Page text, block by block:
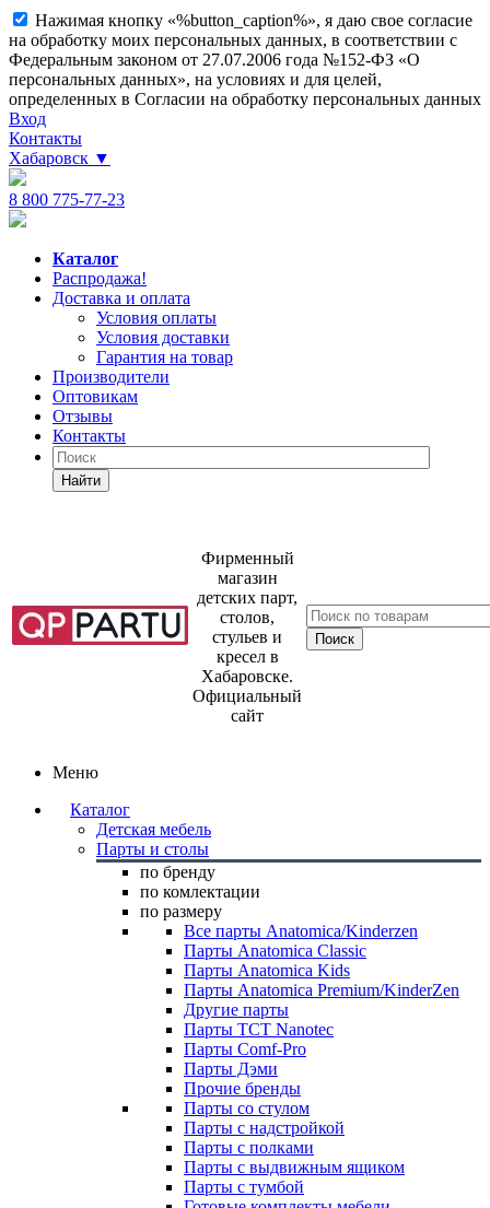
Нажимая кнопку «%button_caption%», я даю свое согласие
на обработку моих персональных данных, в соответствии с
Федеральным законом от 27.07.2006 года №152-ФЗ «О
персональных данных», на условиях и для целей,
определенных в Согласии на обработку персональных данных
Вход
Контакты
Хабаровск ▼
8 800 775-77-23
Каталог
Распродажа!
Доставка и оплата
Условия оплаты
Условия доставки
Гарантия на товар
Производители
Оптовикам
Отзывы
Контакты
Найти
Фирменный
магазин
детских парт,
столов,
стульев и
кресел в
Хабаровске.
Официальный
сайт
Меню
Каталог
Детская мебель
Парты и столы
по бренду
по комлектации
по размеру
Все парты Anatomica/Kinderzen
Парты Anatomica Classic
Парты Anatomica Kids
Парты Anatomica Premium/KinderZen
Другие парты
Парты TCT Nanotec
Парты Comf-Pro
Парты Дэми
Прочие бренды
Парты со стулом
Парты с надстройкой
Парты с полками
Парты с выдвижным ящиком
Парты с тумбой